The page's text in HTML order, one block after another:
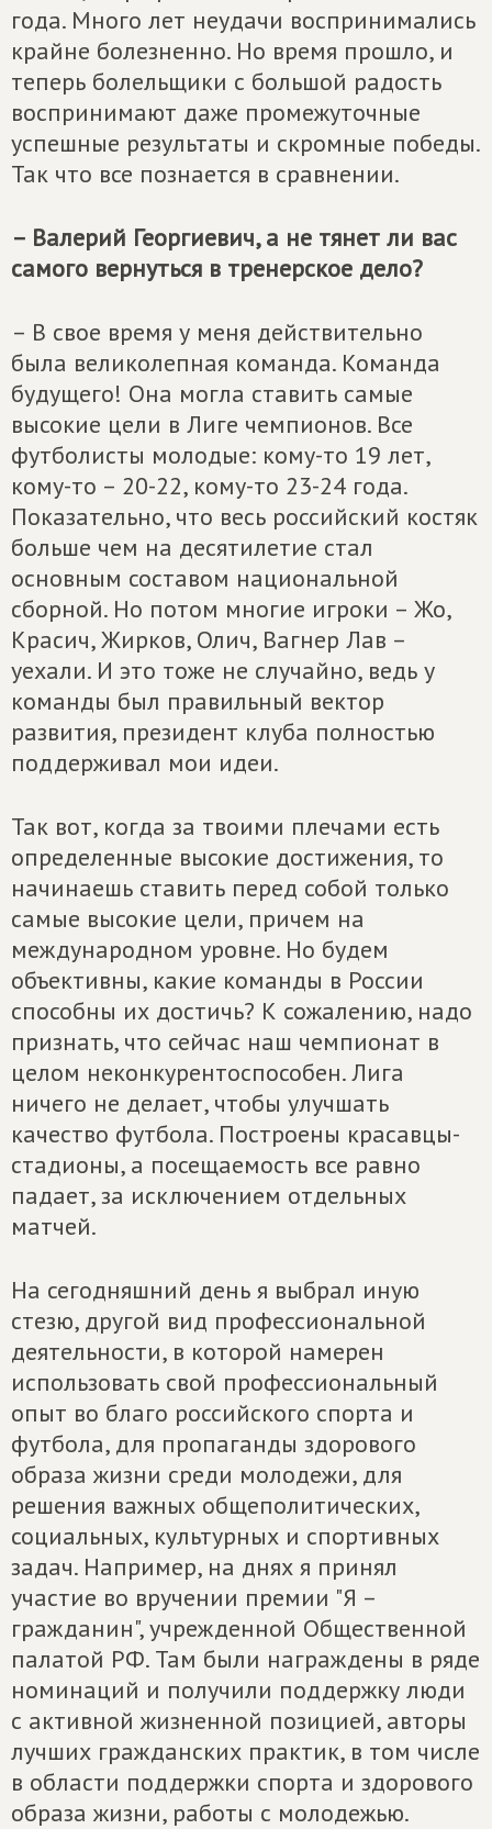
года. Много лет неудачи воспринимались
крайне болезненно. Но время прошло, и
теперь болельщики с большой радость
воспринимают даже промежуточные
успешные результаты и скромные победы.
Так что все познается в сравнении.
– Валерий Георгиевич, а не тянет ли вас
самого вернуться в тренерское дело?
– В свое время у меня действительно
была великолепная команда. Команда
будущего! Она могла ставить самые
высокие цели в Лиге чемпионов. Все
футболисты молодые: кому-то 19 лет,
кому-то – 20-22, кому-то 23-24 года.
Показательно, что весь российский костяк
больше чем на десятилетие стал
основным составом национальной
сборной. Но потом многие игроки – Жо,
Красич, Жирков, Олич, Вагнер Лав –
уехали. И это тоже не случайно, ведь у
команды был правильный вектор
развития, президент клуба полностью
поддерживал мои идеи.
Так вот, когда за твоими плечами есть
определенные высокие достижения, то
начинаешь ставить перед собой только
самые высокие цели, причем на
международном уровне. Но будем
объективны, какие команды в России
способны их достичь? К сожалению, надо
признать, что сейчас наш чемпионат в
целом неконкурентоспособен. Лига
ничего не делает, чтобы улучшать
качество футбола. Построены красавцы-
стадионы, а посещаемость все равно
падает, за исключением отдельных
матчей.
На сегодняшний день я выбрал иную
стезю, другой вид профессиональной
деятельности, в которой намерен
использовать свой профессиональный
опыт во благо российского спорта и
футбола, для пропаганды здорового
образа жизни среди молодежи, для
решения важных общеполитических,
социальных, культурных и спортивных
задач. Например, на днях я принял
участие во вручении премии "Я –
гражданин", учрежденной Общественной
палатой РФ. Там были награждены в ряде
номинаций и получили поддержку люди
с активной жизненной позицией, авторы
лучших гражданских практик, в том числе
в области поддержки спорта и здорового
образа жизни, работы с молодежью.